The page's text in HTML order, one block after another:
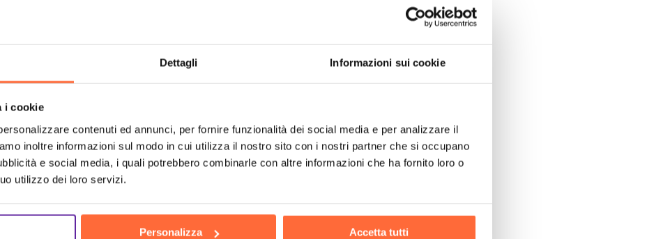
Dettagli Informazioni sui cookie
i cookie
contenuti ed annunci, per fornire funzionalità dei social media e per analizzare il
inoltre informazioni sul modo in cui utilizza il nostro sito con i nostri partner che si occupano
e social media, i quali potrebbero combinarle con altre informazioni che ha fornito loro o
utilizzo dei loro servizi.
Personalizza Accetta tutti
futuro della tua azienda inizia ora!